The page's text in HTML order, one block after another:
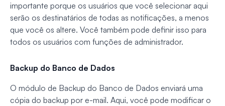
importante porque os usuários que você selecionar aqui
serão os destinatários de todas as notificações, a menos
que você os altere. Você também pode definir isso para
todos os usuários com funções de administrador.
Backup do Banco de Dados
O módulo de Backup do Banco de Dados enviará uma
cópia do backup por e-mail. Aqui, você pode modificar o